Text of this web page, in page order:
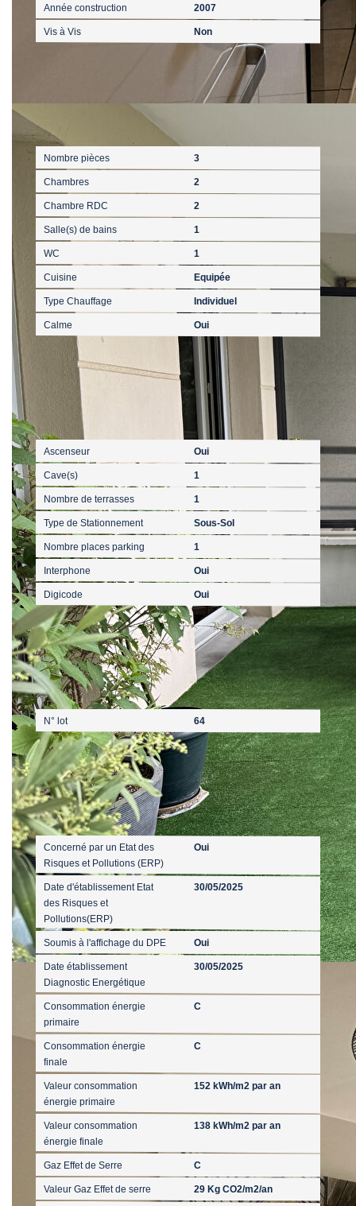
Année construction 2007
Vis à Vis Non
Nombre pièces 3
Chambres 2
Chambre RDC 2
Salle(s) de bains 1
WC 1
Cuisine Equipée
Type Chauffage Individuel
Calme Oui
Autres
Ascenseur Oui
Cave(s) 1
Nombre de terrasses 1
Type de Stationnement Sous-Sol
Nombre places parking 1
Interphone Oui
Digicode Oui
Mandat
N° lot 64
Diagnostics
Concerné par un Etat des
Risques et Pollutions (ERP)
Oui
Date d'établissement Etat
des Risques et
Pollutions(ERP)
30/05/2025
Soumis à l'affichage du DPE Oui
Date établissement
Diagnostic Energétique
30/05/2025
Consommation énergie
primaire
C
Consommation énergie
finale
C
Valeur consommation
énergie primaire
152 kWh/m2 par an
Valeur consommation
énergie finale
138 kWh/m2 par an
Gaz Effet de Serre C
Valeur Gaz Effet de serre 29 Kg CO2/m2/an